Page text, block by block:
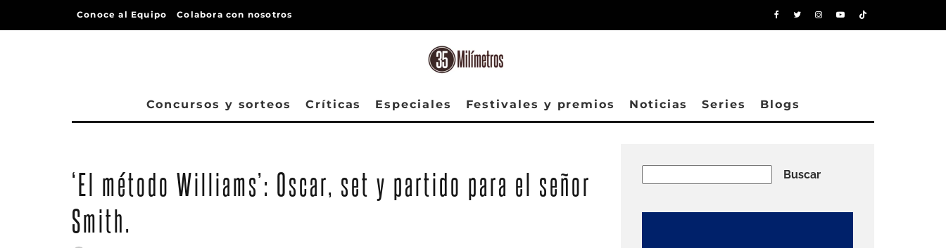
Conoce al Equipo Colabora con nosotros
Concursos y sorteos Críticas Especiales Festivales y premios Noticias Series Blogs
‘El método Williams’: Oscar, set y partido para el señor
Smith.
Buscar